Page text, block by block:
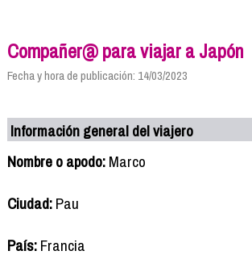
Compañer@ para viajar a Japón
Fecha y hora de publicación: 14/03/2023
Información general del viajero
Nombre o apodo:Marco
Ciudad:Pau
País:Francia